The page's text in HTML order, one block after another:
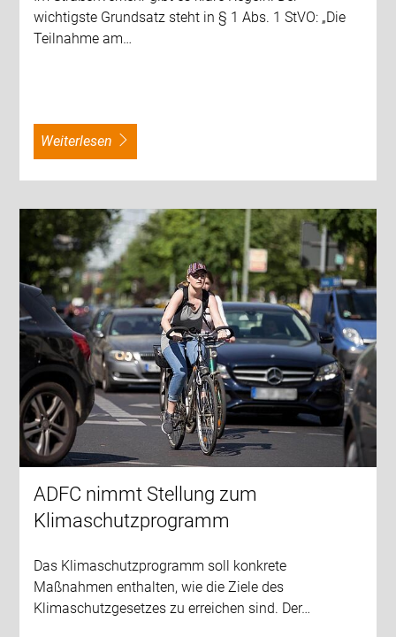
wichtigste Grundsatz steht in § 1 Abs. 1 StVO: „Die
Teilnahme am…
weiterlesen
ADFC nimmt Stellung zum
Klimaschutzprogramm
Das Klimaschutzprogramm soll konkrete
Maßnahmen enthalten, wie die Ziele des
Klimaschutzgesetzes zu erreichen sind. Der…